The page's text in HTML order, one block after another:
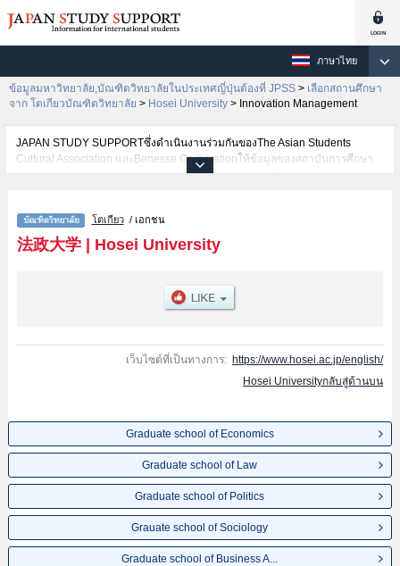
ภาษาไทย
ข้อมูลมหาวิทยาลัย,บัณฑิตวิทยาลัยในประเทศญี่ปุ่นต้องที่ JPSS > เลือกสถานศึกษา
จาก โตเกียวบัณฑิตวิทยาลัย > Hosei University > Innovation Management
JAPAN STUDY SUPPORTซึ่งดำเนินงานร่วมกันของThe Asian Students
Cultural Association และBenesse Corporationให้ข้อมูลของสถาบันการศึกษา
ระดับมหาวิทยาลัย・บัณฑิตวิทยาลัย・วิทยาลัยระดับอนุปริญญา・วิทยาลัย
เช่นGraduate school of EconomicsหรือGraduate school of LawหรือGraduate
school of PoliticsหรือGrauate school of SociologyหรือGraduate school of
Business AdministrationหรือGraduate school of HumanitiesหรือGraduate
being StudiesหรือGraduate School of Computer and Information
SciencesหรือInstitute of International Japanese StudiesหรือLaw
DevelopmentหรือPublic Policy and Social GovernanceหรือCareer
StudiesหรือGraduate School of Sports and Health StudiesหรือInstitute of
Integrated Science and TechnologyหรือInstitute for Solidarity-based Society
ทางเป็นต้นไว้ด้วยดังนั้นขอเชิญใช้บริการค้นหาข้อมูลตามอัธยาศัย
โตเกียว/ เอกชน
法政大学| Hosei University
เว็บไซต์ที่เป็นทางการ: https://www.hosei.ac.jp/english/
Hosei Universityกลับสู่ด้านบน
Graduate school of Economics
Graduate school of Law
Graduate school of Politics
Grauate school of Sociology
Graduate school of Business A...